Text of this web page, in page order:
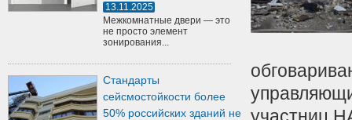
13.11.2025
Межкомнатные двери — это
не просто элемент
зонирования...
Стандарты
сейсмостойкости более
50% российских зданий не